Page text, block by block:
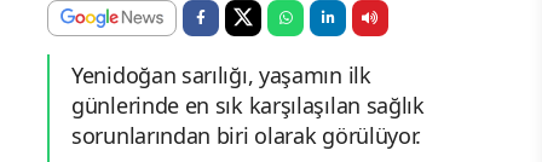
Yenidoğan sarılığı, yaşamın ilk
günlerinde en sık karşılaşılan sağlık
sorunlarından biri olarak görülüyor.